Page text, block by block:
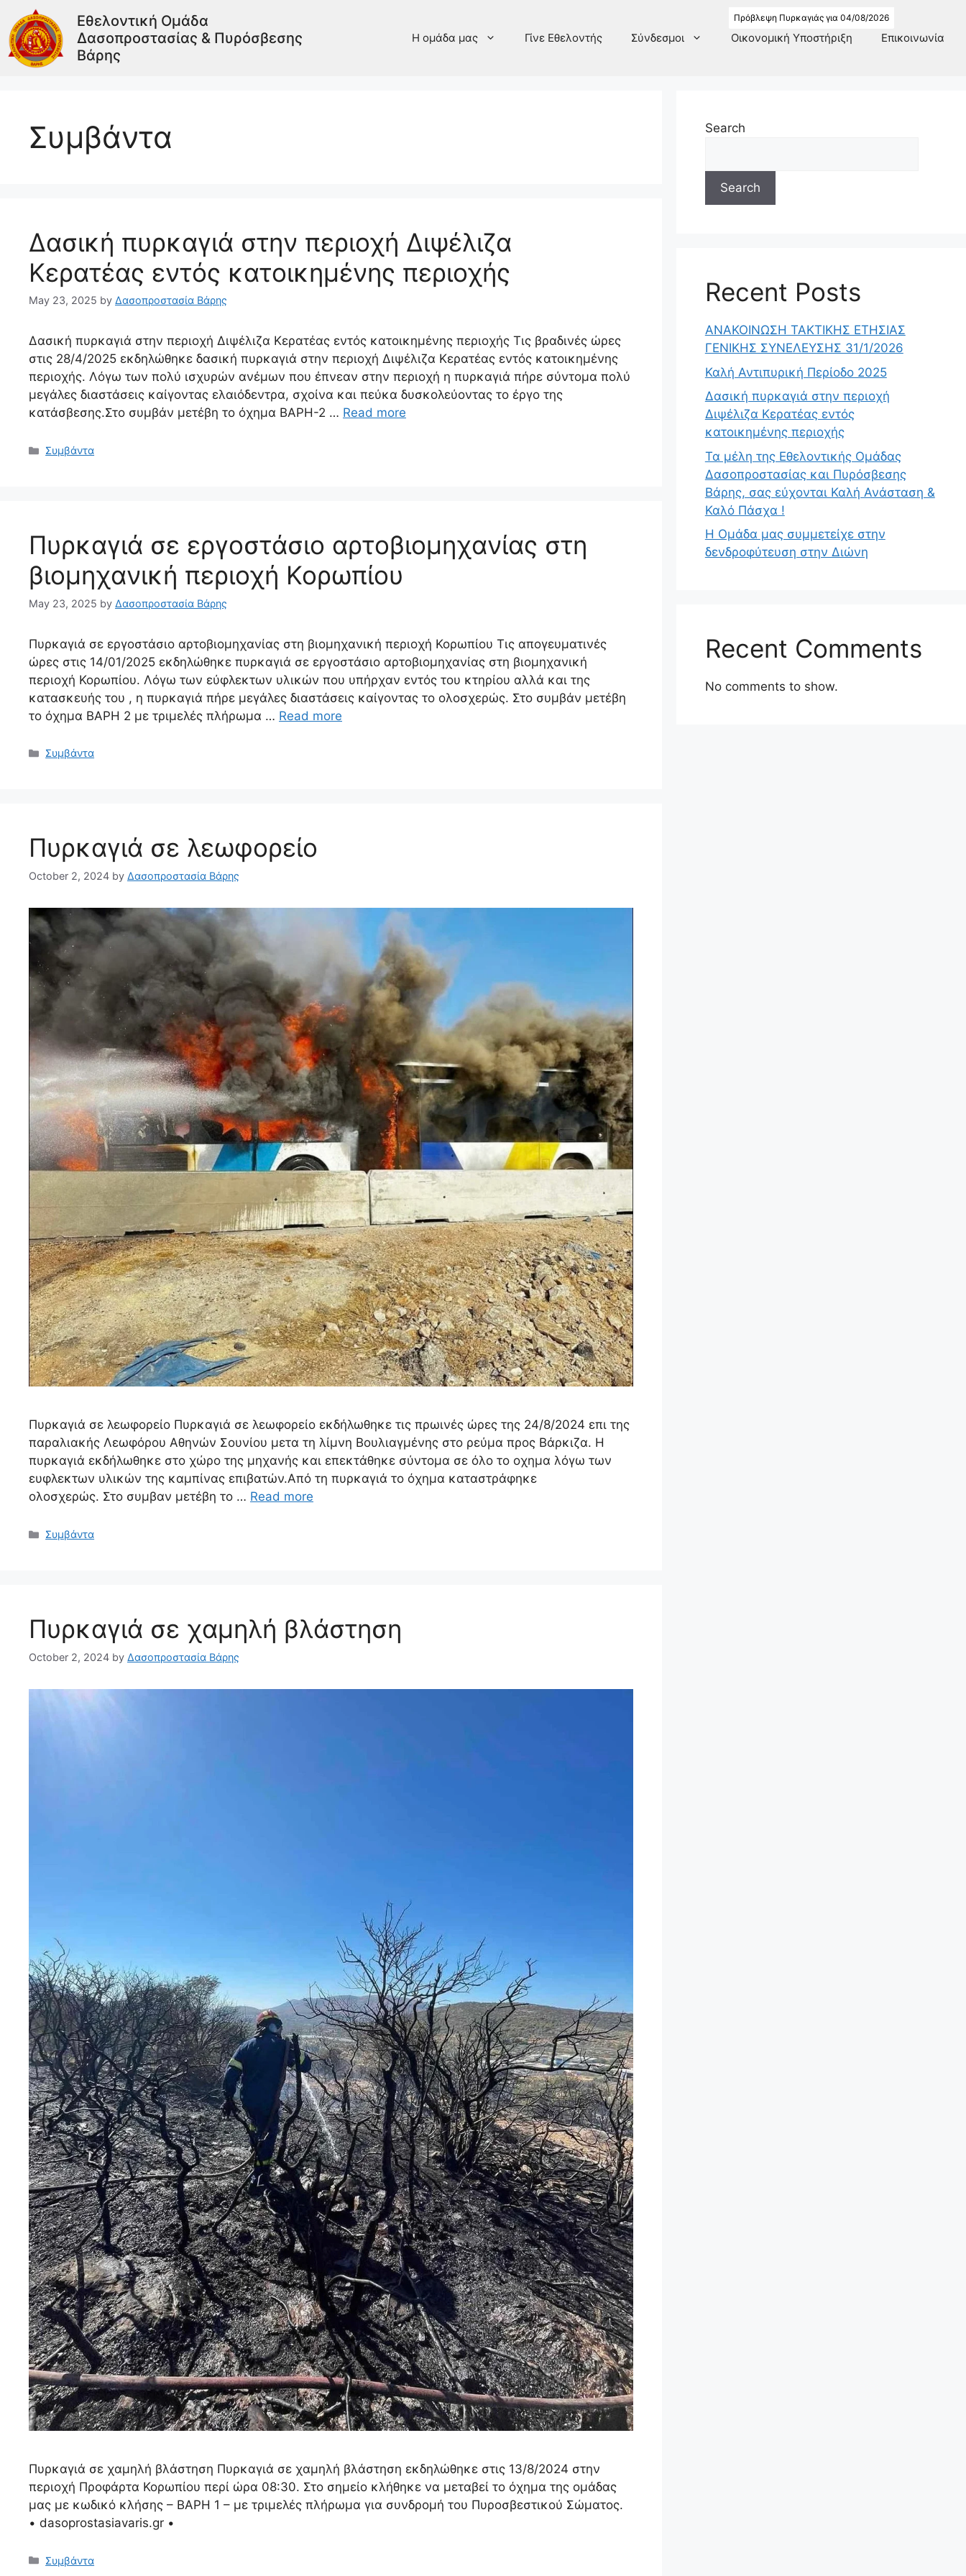
Εθελοντική Ομάδα
Δασοπροστασίας & Πυρόσβεσης
Βάρης
Πρόβλεψη Πυρκαγιάς για 04/08/2026
Η ομάδα μας Γίνε Εθελοντής Σύνδεσμοι Οικονομική Υποστήριξη Επικοινωνία
Συμβάντα
Δασική πυρκαγιά στην περιοχή Διψέλιζα
Κερατέας εντός κατοικημένης περιοχής
May 23, 2025 by Δασοπροστασία Βάρης
Δασική πυρκαγιά στην περιοχή Διψέλιζα Κερατέας εντός κατοικημένης περιοχής Τις βραδινές ώρες
στις 28/4/2025 εκδηλώθηκε δασική πυρκαγιά στην περιοχή Διψέλιζα Κερατέας εντός κατοικημένης
περιοχής. Λόγω των πολύ ισχυρών ανέμων που έπνεαν στην περιοχή η πυρκαγιά πήρε σύντομα πολύ
μεγάλες διαστάσεις καίγοντας ελαιόδεντρα, σχοίνα και πεύκα δυσκολεύοντας το έργο της
κατάσβεσης.Στο συμβάν μετέβη το όχημα ΒΑΡΗ-2 … Read more
Συμβάντα
Πυρκαγιά σε εργοστάσιο αρτοβιομηχανίας στη
βιομηχανική περιοχή Κορωπίου
May 23, 2025 by Δασοπροστασία Βάρης
Πυρκαγιά σε εργοστάσιο αρτοβιομηχανίας στη βιομηχανική περιοχή Κορωπίου Τις απογευματινές
ώρες στις 14/01/2025 εκδηλώθηκε πυρκαγιά σε εργοστάσιο αρτοβιομηχανίας στη βιομηχανική
περιοχή Κορωπίου. Λόγω των εύφλεκτων υλικών που υπήρχαν εντός του κτηρίου αλλά και της
κατασκευής του , η πυρκαγιά πήρε μεγάλες διαστάσεις καίγοντας το ολοσχερώς. Στο συμβάν μετέβη
το όχημα ΒΑΡΗ 2 με τριμελές πλήρωμα … Read more
Συμβάντα
Πυρκαγιά σε λεωφορείο
October 2, 2024 by Δασοπροστασία Βάρης
Πυρκαγιά σε λεωφορείο Πυρκαγιά σε λεωφορείο εκδήλωθηκε τις πρωινές ώρες της 24/8/2024 επι της
παραλιακής Λεωφόρου Αθηνών Σουνίου μετα τη λίμνη Βουλιαγμένης στο ρεύμα προς Βάρκιζα. Η
πυρκαγιά εκδήλωθηκε στο χώρο της μηχανής και επεκτάθηκε σύντομα σε όλο το οχημα λόγω των
ευφλεκτων υλικών της καμπίνας επιβατών.Από τη πυρκαγιά το όχημα καταστράφηκε
ολοσχερώς. Στο συμβαν μετέβη το … Read more
Συμβάντα
Πυρκαγιά σε χαμηλή βλάστηση
October 2, 2024 by Δασοπροστασία Βάρης
Πυρκαγιά σε χαμηλή βλάστηση Πυρκαγιά σε χαμηλή βλάστηση εκδηλώθηκε στις 13/8/2024 στην
περιοχή Προφάρτα Κορωπίου περί ώρα 08:30. Στο σημείο κλήθηκε να μεταβεί το όχημα της ομάδας
μας με κωδικό κλήσης – ΒΑΡΗ 1 – με τριμελές πλήρωμα για συνδρομή του Πυροσβεστικού Σώματος.
• dasoprostasiavaris.gr •
Συμβάντα
Search
Search
Recent Posts
ΑΝΑΚΟΙΝΩΣΗ ΤΑΚΤΙΚΗΣ ΕΤΗΣΙΑΣ
ΓΕΝΙΚΗΣ ΣΥΝΕΛΕΥΣΗΣ 31/1/2026
Καλή Αντιπυρική Περίοδο 2025
Δασική πυρκαγιά στην περιοχή
Διψέλιζα Κερατέας εντός
κατοικημένης περιοχής
Τα μέλη της Εθελοντικής Ομάδας
Δασοπροστασίας και Πυρόσβεσης
Βάρης, σας εύχονται Καλή Ανάσταση &
Καλό Πάσχα !
Η Ομάδα μας συμμετείχε στην
δενδροφύτευση στην Διώνη
Recent Comments
No comments to show.